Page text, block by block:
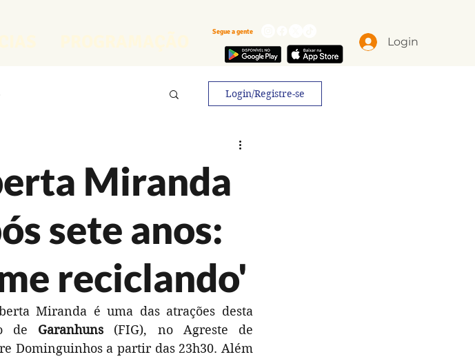
Segue a gente
Login
Teatro
Login/Registre-se
Miranda
sete anos:
reciclando'
Miranda é uma das atrações desta
de Garanhuns (FIG), no Agreste de
Dominguinhos a partir das 23h30. Além